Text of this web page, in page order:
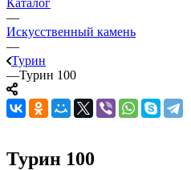
Каталог
—
Искусственный камень
—
Турин
—Турин 100
Турин 100